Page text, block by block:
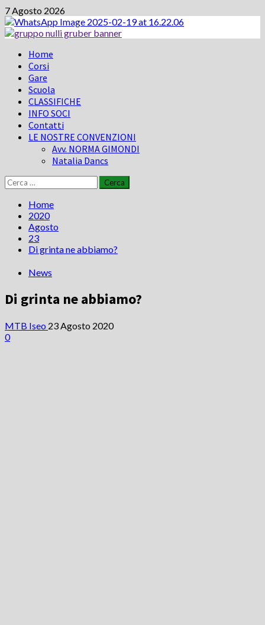
Vai
al
contenuto
7 Agosto 2026
Menu
principale
Home
Corsi
Gare
Scuola
CLASSIFICHE
INFO SOCI
Contatti
LE NOSTRE CONVENZIONI
Avv. NORMA GIMONDI
Natalia Dancs
Ricerca
per:
Home
2020
Agosto
23
Di grinta ne abbiamo?
News
Di grinta ne abbiamo?
MTB Iseo 23 Agosto 2020
0